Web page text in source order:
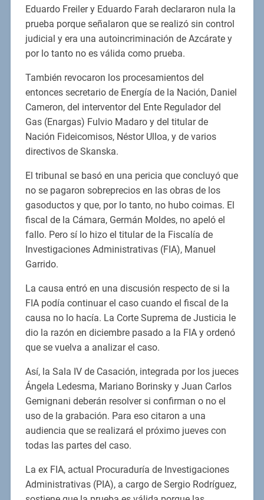
Eduardo Freiler y Eduardo Farah declararon nula la
prueba porque señalaron que se realizó sin control
judicial y era una autoincriminación de Azcárate y
por lo tanto no es válida como prueba.
También revocaron los procesamientos del
entonces secretario de Energía de la Nación, Daniel
Cameron, del interventor del Ente Regulador del
Gas (Enargas) Fulvio Madaro y del titular de
Nación Fideicomisos, Néstor Ulloa, y de varios
directivos de Skanska.
El tribunal se basó en una pericia que concluyó que
no se pagaron sobreprecios en las obras de los
gasoductos y que, por lo tanto, no hubo coimas. El
fiscal de la Cámara, Germán Moldes, no apeló el
fallo. Pero sí lo hizo el titular de la Fiscalía de
Investigaciones Administrativas (FIA), Manuel
Garrido.
La causa entró en una discusión respecto de si la
FIA podía continuar el caso cuando el fiscal de la
causa no lo hacía. La Corte Suprema de Justicia le
dio la razón en diciembre pasado a la FIA y ordenó
que se vuelva a analizar el caso.
Así, la Sala IV de Casación, integrada por los jueces
Ángela Ledesma, Mariano Borinsky y Juan Carlos
Gemignani deberán resolver si confirman o no el
uso de la grabación. Para eso citaron a una
audiencia que se realizará el próximo jueves con
todas las partes del caso.
La ex FIA, actual Procuraduría de Investigaciones
Administrativas (PIA), a cargo de Sergio Rodríguez,